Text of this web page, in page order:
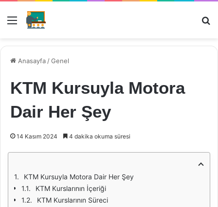
Menü
Anasayfa /Genel
KTM Kursuyla Motora
Dair Her Şey
14 Kasım 2024 4 dakika okuma süresi
KTM Kursuyla Motora Dair Her Şey
KTM Kurslarının İçeriği
KTM Kurslarının Süreci